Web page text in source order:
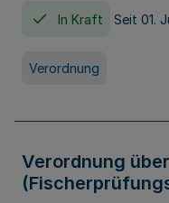
In Kraft Seit 01.
Verordnung
Verordnung